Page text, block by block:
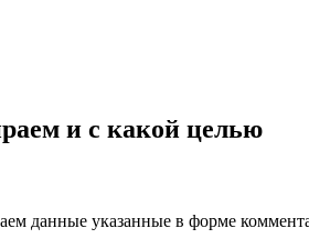
и с какой целью
данные указанные в форме